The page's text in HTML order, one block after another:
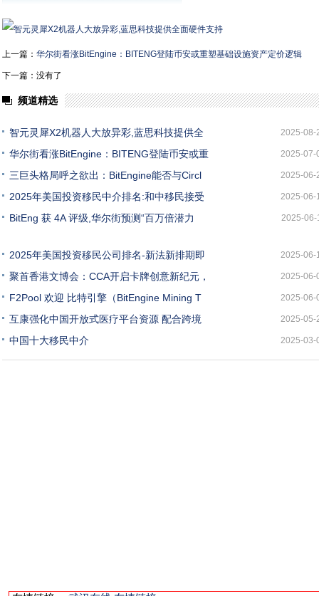
上一篇： 华尔街看涨BitEngine：BITENG登陆币安或重塑基础设施资产定价逻辑
下一篇：没有了
频道精选
智元灵犀X2机器人大放异彩,蓝思科技提供全 2025-08-
华尔街看涨BitEngine：BITENG登陆币安或重 2025-07-
三巨头格局呼之欲出：BitEngine能否与Circl 2025-06-
2025年美国投资移民中介排名:和中移民接受 2025-06-
BitEng 获 4A 评级,华尔街预测“百万倍潜力 2025-06-
2025年美国投资移民公司排名-新法新排期即 2025-06-
聚首香港文博会：CCA开启卡牌创意新纪元， 2025-06-
F2Pool 欢迎 比特引擎（BitEngine Mining T 2025-06-
互康强化中国开放式医疗平台资源 配合跨境 2025-05-
中国十大移民中介 2025-03-